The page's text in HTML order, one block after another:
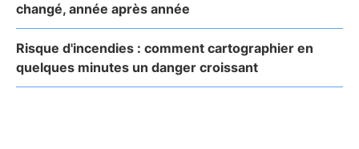
changé, année après année
Risque d'incendies : comment cartographier en
quelques minutes un danger croissant